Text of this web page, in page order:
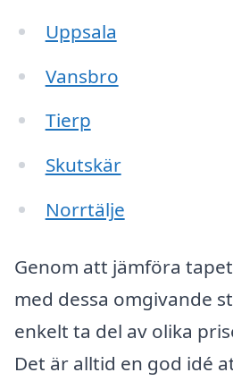
Uppsala
Vansbro
Tierp
Skutskär
Norrtälje
Genom att jämföra
med dessa omgivande
enkelt ta del av olika
Det är alltid en god idé